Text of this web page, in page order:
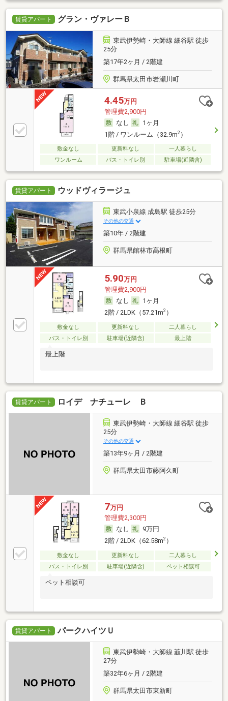
賃貸アパート グラン・ヴァレーＢ
東武伊勢崎・大師線 細谷駅 徒歩
25分
築17年2ヶ月 / 2階建
群馬県太田市岩瀬川町
4.45万円
管理費2,900円
なし
1ヶ月
1階 / ワンルーム（32.9m2）
敷金なし 更新料なし
一人暮らし
ワンルーム
バス・トイレ別 駐車場(近隣含)
賃貸アパート ウッドヴィラージュ
東武小泉線 成島駅 徒歩25分
その他の交通
築10年 / 2階建
群馬県館林市高根町
5.90万円
管理費2,900円
なし
1ヶ月
2階 / 2LDK（57.21m2）
敷金なし 更新料なし
二人暮らし
バス・トイレ別
駐車場(近隣含) 最上階
最上階
賃貸アパート ロイデ ナチューレ Ｂ
東武伊勢崎・大師線 細谷駅 徒歩
25分
その他の交通
築13年9ヶ月 / 2階建
群馬県太田市藤阿久町
7万円
管理費2,300円
なし
9万円
2階 / 2LDK（62.58m2）
敷金なし 更新料なし
二人暮らし
バス・トイレ別
駐車場(近隣含) ペット相談可
ペット相談可
賃貸アパート パークハイツＵ
東武伊勢崎・大師線 韮川駅 徒歩
27分
築32年6ヶ月 / 2階建
群馬県太田市東新町